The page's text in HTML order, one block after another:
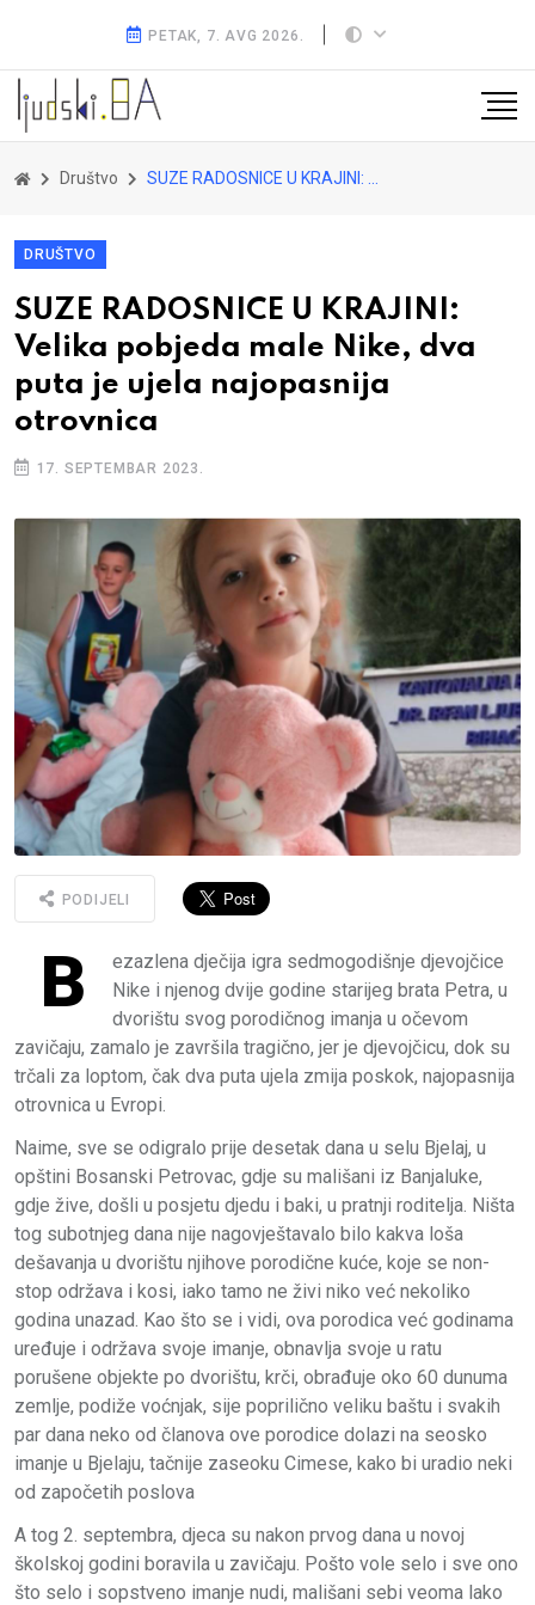
PETAK, 7. AVG 2026.
Društvo SUZE RADOSNICE U KRAJINI: Velika pobjeda male Nike, dva puta je ujela najopasnija otrovnica
DRUŠTVO
SUZE RADOSNICE U KRAJINI:
Velika pobjeda male Nike, dva
puta je ujela najopasnija
otrovnica
17. SEPTEMBAR 2023.
PODIJELI
B
ezazlena dječija igra sedmogodišnje djevojčice
Nike i njenog dvije godine starijeg brata Petra, u
dvorištu svog porodičnog imanja u očevom
zavičaju, zamalo je završila tragično, jer je djevojčicu, dok su
trčali za loptom, čak dva puta ujela zmija poskok, najopasnija
otrovnica u Evropi.
Naime, sve se odigralo prije desetak dana u selu Bjelaj, u
opštini Bosanski Petrovac, gdje su mališani iz Banjaluke,
gdje žive, došli u posjetu djedu i baki, u pratnji roditelja. Ništa
tog subotnjeg dana nije nagovještavalo bilo kakva loša
dešavanja u dvorištu njihove porodične kuće, koje se non-
stop održava i kosi, iako tamo ne živi niko već nekoliko
godina unazad. Kao što se i vidi, ova porodica već godinama
uređuje i održava svoje imanje, obnavlja svoje u ratu
porušene objekte po dvorištu, krči, obrađuje oko 60 dunuma
zemlje, podiže voćnjak, sije poprilično veliku baštu i svakih
par dana neko od članova ove porodice dolazi na seosko
imanje u Bjelaju, tačnije zaseoku Cimese, kako bi uradio neki
od započetih poslova
A tog 2. septembra, djeca su nakon prvog dana u novoj
školskoj godini boravila u zavičaju. Pošto vole selo i sve ono
što selo i sopstveno imanje nudi, mališani sebi veoma lako